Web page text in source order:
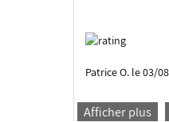
Patrice O. le 03/
Afficher plus